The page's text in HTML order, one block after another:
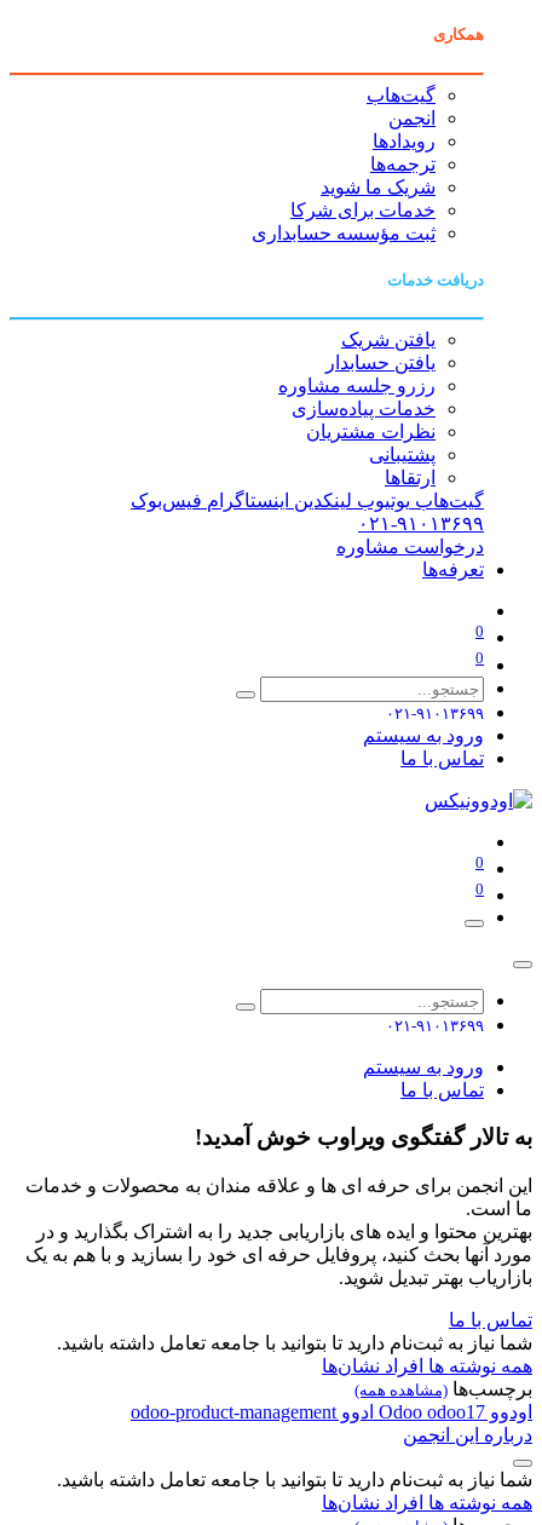
همکاری
گیت‌هاب
انجمن
رویدادها
ترجمه‌ها
شریک ما شوید
خدمات برای شرکا
ثبت مؤسسه حسابداری
دریافت خدمات
یافتن شریک
یافتن حسابدار
رزرو جلسه مشاوره
خدمات پیاده‌سازی
نظرات مشتریان
پشتیبانی
ارتقاها
گیت‌هاب یوتیوب لینکدین اینستاگرام فیس‌بوک
۰۲۱-۹۱۰۱۳۶۹۹
درخواست مشاوره
تعرفه‌ها
0
0
۰۲۱-۹۱۰۱۳۶۹۹
ورود به سیستم
تماس با ما
0
0
۰۲۱-۹۱۰۱۳۶۹۹
ورود به سیستم
تماس با ما
به تالار گفتگوی ویراوب خوش آمدید!
این انجمن برای حرفه ای ها و علاقه مندان به محصولات و خدمات
ما است.
بهترین محتوا و ایده های بازاریابی جدید را به اشتراک بگذارید و در
مورد آنها بحث کنید، پروفایل حرفه ای خود را بسازید و با هم به یک
بازاریاب بهتر تبدیل شوید.
تماس با ما
شما نیاز به ثبت‌نام دارید تا بتوانید با جامعه تعامل داشته باشید.
همه نوشته ها افراد نشان‌ها
برچسب‌ها (مشاهده همه)
اودوو Odoo odoo17 ادوو odoo-product-management
درباره این انجمن
شما نیاز به ثبت‌نام دارید تا بتوانید با جامعه تعامل داشته باشید.
همه نوشته ها افراد نشان‌ها